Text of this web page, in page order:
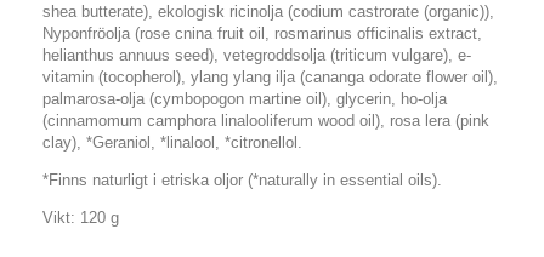
shea butterate), ekologisk ricinolja (codium castrorate (organic)),
Nyponfröolja (rose cnina fruit oil, rosmarinus officinalis extract,
helianthus annuus seed), vetegroddsolja (triticum vulgare), e-
vitamin (tocopherol), ylang ylang ilja (cananga odorate flower oil),
palmarosa-olja (cymbopogon martine oil), glycerin, ho-olja
(cinnamomum camphora linalooliferum wood oil), rosa lera (pink
clay), *Geraniol, *linalool, *citronellol.
*Finns naturligt i etriska oljor (*naturally in essential oils).
Vikt: 120 g